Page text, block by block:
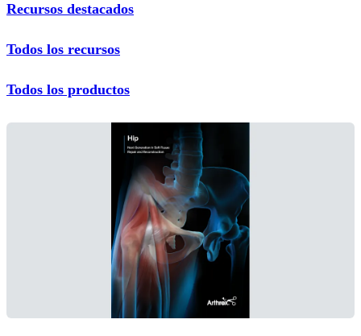
Recursos destacados
Todos los recursos
Todos los productos